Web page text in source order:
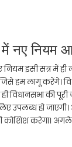
नए नियम
नियम इसी सत्र में
हम लागू करेंगे।
ही विधानसभा की
उपलब्ध हो
करेगा। अगले